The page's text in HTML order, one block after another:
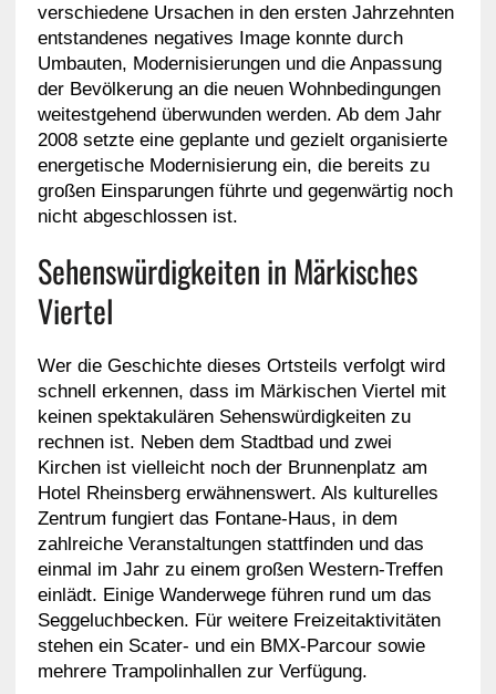
verschiedene Ursachen in den ersten Jahrzehnten
entstandenes negatives Image konnte durch
Umbauten, Modernisierungen und die Anpassung
der Bevölkerung an die neuen Wohnbedingungen
weitestgehend überwunden werden. Ab dem Jahr
2008 setzte eine geplante und gezielt organisierte
energetische Modernisierung ein, die bereits zu
großen Einsparungen führte und gegenwärtig noch
nicht abgeschlossen ist.
Sehenswürdigkeiten in Märkisches
Viertel
Wer die Geschichte dieses Ortsteils verfolgt wird
schnell erkennen, dass im Märkischen Viertel mit
keinen spektakulären Sehenswürdigkeiten zu
rechnen ist. Neben dem Stadtbad und zwei
Kirchen ist vielleicht noch der Brunnenplatz am
Hotel Rheinsberg erwähnenswert. Als kulturelles
Zentrum fungiert das Fontane-Haus, in dem
zahlreiche Veranstaltungen stattfinden und das
einmal im Jahr zu einem großen Western-Treffen
einlädt. Einige Wanderwege führen rund um das
Seggeluchbecken. Für weitere Freizeitaktivitäten
stehen ein Scater- und ein BMX-Parcour sowie
mehrere Trampolinhallen zur Verfügung.